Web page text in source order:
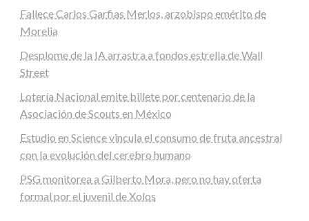
Fallece Carlos Garfias Merlos, arzobispo emérito de
Morelia
Desplome de la IA arrastra a fondos estrella de Wall
Street
Lotería Nacional emite billete por centenario de la
Asociación de Scouts en México
Estudio en Science vincula el consumo de fruta ancestral
con la evolución del cerebro humano
PSG monitorea a Gilberto Mora, pero no hay oferta
formal por el juvenil de Xolos